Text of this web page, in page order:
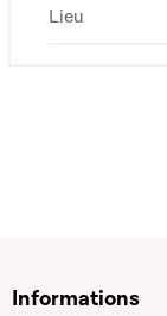
Lieu
Informations